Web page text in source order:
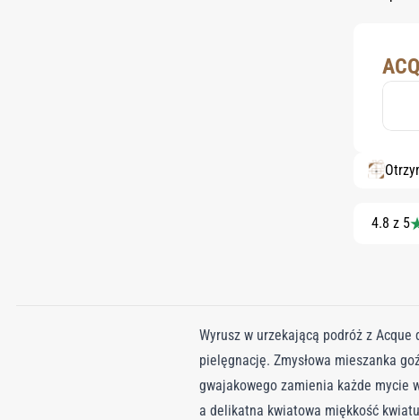
4.8 z 5
Wyrusz w urzekającą podróż z
pielęgnację. Zmysłowa mieszanka
gwajakowego zamienia każde mycie
a delikatna kwiatowa miękkość